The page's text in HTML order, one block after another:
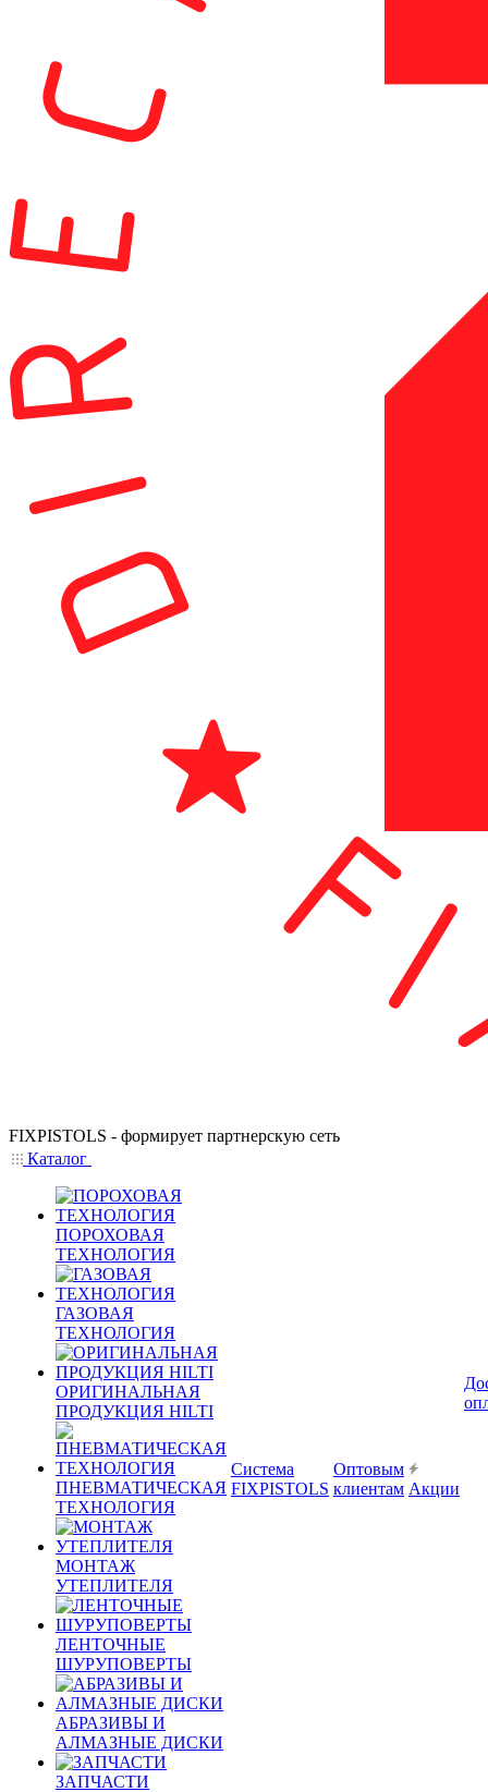
FIXPISTOLS - формирует партнерскую сеть
Каталог
ПОРОХОВАЯ
ТЕХНОЛОГИЯ
ГАЗОВАЯ
ТЕХНОЛОГИЯ
ОРИГИНАЛЬНАЯ
ПРОДУКЦИЯ HILTI
ПНЕВМАТИЧЕСКАЯ
ТЕХНОЛОГИЯ
МОНТАЖ
УТЕПЛИТЕЛЯ
ЛЕНТОЧНЫЕ
ШУРУПОВЕРТЫ
АБРАЗИВЫ И
АЛМАЗНЫЕ ДИСКИ
ЗАПЧАСТИ
Система
FIXPISTOLS
Оптовым
клиентам Акции